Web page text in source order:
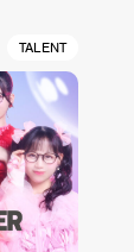
TALENT